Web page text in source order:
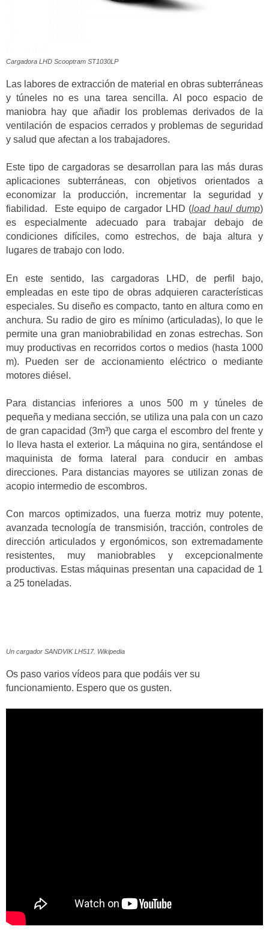
Cargadora LHD Scooptram ST1030LP
Las labores de extracción de material en obras subterráneas
y túneles no es una tarea sencilla. Al poco espacio de
maniobra hay que añadir los problemas derivados de la
ventilación de espacios cerrados y problemas de seguridad
y salud que afectan a los trabajadores.
Este tipo de cargadoras se desarrollan para las más duras
aplicaciones subterráneas, con objetivos orientados a
economizar la producción, incrementar la seguridad y
fiabilidad. Este equipo de cargador LHD (load haul dump)
es especialmente adecuado para trabajar debajo de
condiciones difíciles, como estrechos, de baja altura y
lugares de trabajo con lodo.
En este sentido, las cargadoras LHD, de perfil bajo,
empleadas en este tipo de obras adquieren características
especiales. Su diseño es compacto, tanto en altura como en
anchura. Su radio de giro es mínimo (articuladas), lo que le
permite una gran maniobrabilidad en zonas estrechas. Son
muy productivas en recorridos cortos o medios (hasta 1000
m). Pueden ser de accionamiento eléctrico o mediante
motores diésel.
Para distancias inferiores a unos 500 m y túneles de
pequeña y mediana sección, se utiliza una pala con un cazo
de gran capacidad (3m³) que carga el escombro del frente y
lo lleva hasta el exterior. La máquina no gira, sentándose el
maquinista de forma lateral para conducir en ambas
direcciones. Para distancias mayores se utilizan zonas de
acopio intermedio de escombros.
Con marcos optimizados, una fuerza motriz muy potente,
avanzada tecnología de transmisión, tracción, controles de
dirección articulados y ergonómicos, son extremadamente
resistentes, muy maniobrables y excepcionalmente
productivas. Estas máquinas presentan una capacidad de 1
a 25 toneladas.
Un cargador SANDVIK LH517. Wikipedia
Os paso varios vídeos para que podáis ver su
funcionamiento. Espero que os gusten.